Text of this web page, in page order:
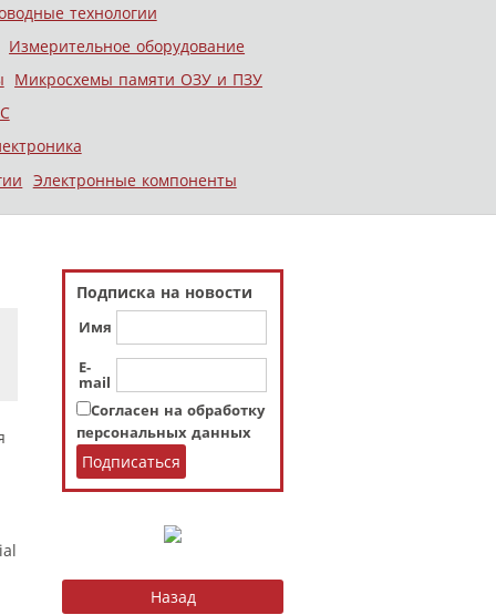
технологии
Измерительное оборудование
Микросхемы памяти ОЗУ и ПЗУ
Электронные компоненты
Подписка на новости
Имя
E-
mail
Согласен на обработку
персональных данных